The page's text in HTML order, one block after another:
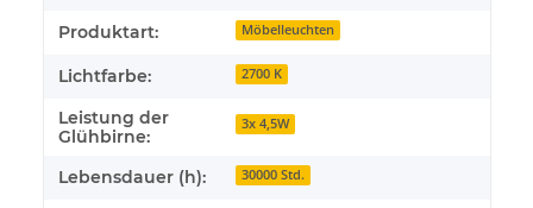
Produktart: Möbelleuchten
Lichtfarbe: 2700 K
Leistung der
Glühbirne:
3x 4,5W
Lebensdauer (h): 30000 Std.